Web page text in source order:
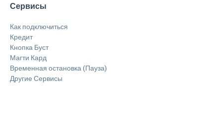
Сервисы
Как подключиться
Кредит
Кнопка Буст
Магти Кард
Временная остановка (Пауза)
Другие Сервисы